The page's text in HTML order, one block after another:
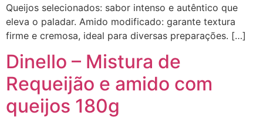
Queijos selecionados: sabor intenso e autêntico que
eleva o paladar. Amido modificado: garante textura
firme e cremosa, ideal para diversas preparações. […]
Dinello – Mistura de
Requeijão e amido com
queijos 180g